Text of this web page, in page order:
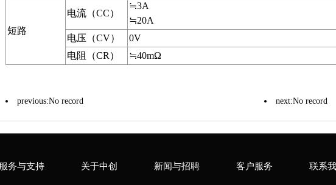
短路
电流（CC）
≒3A
≒20A
电压（CV）
0V
电阻（CR）
≒40mΩ
previous:No record next:No record
服务与支持 关于中创 新闻与招聘 客户服务 联系